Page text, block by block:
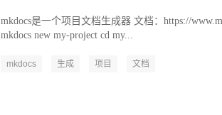
mkdocs是一个项目文档生成器 文档：https://
mkdocs new my-project cd my...
mkdocs 生成 项目 文档